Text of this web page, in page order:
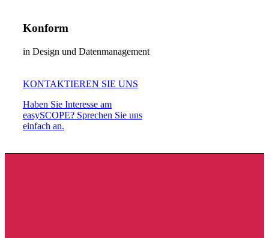
Konform
in Design und Datenmanagement
KONTAKTIEREN SIE UNS
Haben Sie Interesse am
easySCOPE? Sprechen Sie uns
einfach an.